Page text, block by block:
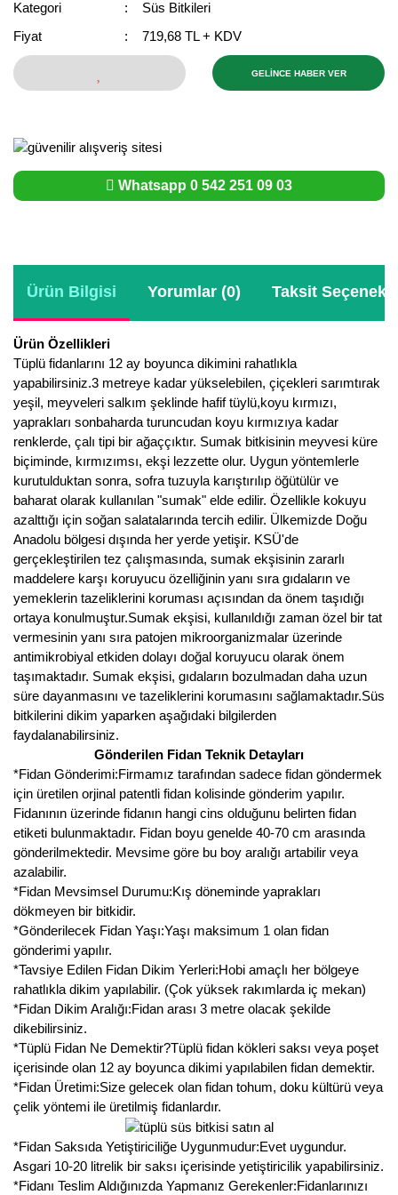
Kategori
Süs Bitkileri
Fiyat
719,68 TL + KDV
GELİNCE HABER VER
Whatsapp 0 542 251 09 03
Ürün Bilgisi Yorumlar (0) Taksit
Ürün Özellikleri
Tüplü fidanlarını 12 ay boyunca dikimini rahatlıkla
yapabilirsiniz.3 metreye kadar yükselebilen, çiçekleri sarımtırak
yeşil, meyveleri salkım şeklinde hafif tüylü,koyu kırmızı,
yaprakları sonbaharda turuncudan koyu kırmızıya kadar
renklerde, çalı tipi bir ağaççıktır. Sumak bitkisinin meyvesi küre
biçiminde, kırmızımsı, ekşi lezzette olur. Uygun yöntemlerle
kurutulduktan sonra, sofra tuzuyla karıştırılıp öğütülür ve
baharat olarak kullanılan "sumak" elde edilir. Özellikle kokuyu
azalttığı için soğan salatalarında tercih edilir. Ülkemizde Doğu
Anadolu bölgesi dışında her yerde yetişir. KSÜ'de
gerçekleştirilen tez çalışmasında, sumak ekşisinin zararlı
maddelere karşı koruyucu özelliğinin yanı sıra gıdaların ve
yemeklerin tazeliklerini koruması açısından da önem taşıdığı
ortaya konulmuştur.Sumak ekşisi, kullanıldığı zaman özel bir tat
vermesinin yanı sıra patojen mikroorganizmalar üzerinde
antimikrobiyal etkiden dolayı doğal koruyucu olarak önem
taşımaktadır. Sumak ekşisi, gıdaların bozulmadan daha uzun
süre dayanmasını ve tazeliklerini korumasını sağlamaktadır.Süs
bitkilerini dikim yaparken aşağıdaki bilgilerden
faydalanabilirsiniz.
Gönderilen Fidan Teknik Detayları
*Fidan Gönderimi:Firmamız tarafından sadece fidan göndermek
için üretilen orjinal patentli fidan kolisinde gönderim yapılır.
Fidanının üzerinde fidanın hangi cins olduğunu belirten fidan
etiketi bulunmaktadır. Fidan boyu genelde 40-70 cm arasında
gönderilmektedir. Mevsime göre bu boy aralığı artabilir veya
azalabilir.
*Fidan Mevsimsel Durumu:Kış döneminde yaprakları
dökmeyen bir bitkidir.
*Gönderilecek Fidan Yaşı:Yaşı maksimum 1 olan fidan
gönderimi yapılır.
*Tavsiye Edilen Fidan Dikim Yerleri:Hobi amaçlı her bölgeye
rahatlıkla dikim yapılabilir. (Çok yüksek rakımlarda iç mekan)
*Fidan Dikim Aralığı:Fidan arası 3 metre olacak şekilde
dikebilirsiniz.
*Tüplü Fidan Ne Demektir?Tüplü fidan kökleri saksı veya poşet
içerisinde olan 12 ay boyunca dikimi yapılabilen fidan demektir.
*Fidan Üretimi:Size gelecek olan fidan tohum, doku kültürü veya
çelik yöntemi ile üretilmiş fidanlardır.
*Fidan Saksıda Yetiştiriciliğe Uygunmudur:Evet uygundur.
Asgari 10-20 litrelik bir saksı içerisinde yetiştiricilik yapabilirsiniz.
*Fidanı Teslim Aldığınızda Yapmanız Gerekenler:Fidanlarınızı
Bektaşi Üzümü Fidanı
Böğürtlen Fidanı
Ceviz Fidanı
Elma Fidanı
Fidan Anaçları ve Aşı Kalemleri
Fındık Fidanı
Frenk Üzümü Fidanı
Girebolu Fidanı
Goji Berry Fidanı
Hünnap Fidanı
İncir Fidanı
Kapari Gebre Otu Fidanı
Kayısı Fidanı
Keçiboynuzu Fidanı
Kestane Fidanı
Kiraz Fidanı
Kivi Fidanı
Kızılcık Fidanı
Kocayemiş Fidanı
Kuşburnu Fidanı
Liçi Fidanı
Longan Fidanı
Malta Eriği Fidanı
Mango Fidanı
Melez Meyveler
Murt Fidanı
Muz Fidanı
Nostaljik Güller
Peyzaj Gülleri
Sarmaşık(Çardak) Gül Fidanları
Ters Lale Soğanı
Yılbaşı Gülü Çiçeği
Zambak Soğanı